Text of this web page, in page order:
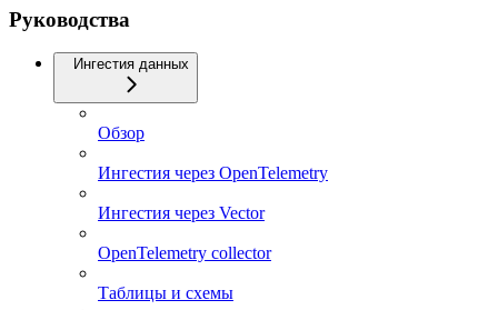
Руководства
Ингестия данных
Обзор
Ингестия через OpenTelemetry
Ингестия через Vector
OpenTelemetry collector
Таблицы и схемы